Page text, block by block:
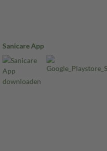
Sanicare App